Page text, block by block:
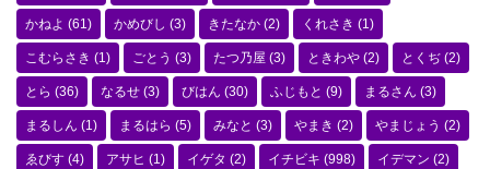
かねよ (61) かめびし (3) きたなか (2) くれさき (1)
こむらさき (1) ごとう (3) たつ乃屋 (3) ときわや (2) とくぢ (2)
とら (36) なるせ (3) びはん (30) ふじもと (9) まるさん (3)
まるしん (1) まるはら (5) みなと (3) やまき (2) やまじょう (2)
ゑびす (4) アサヒ (1) イゲタ (2) イチビキ (998) イデマン (2)